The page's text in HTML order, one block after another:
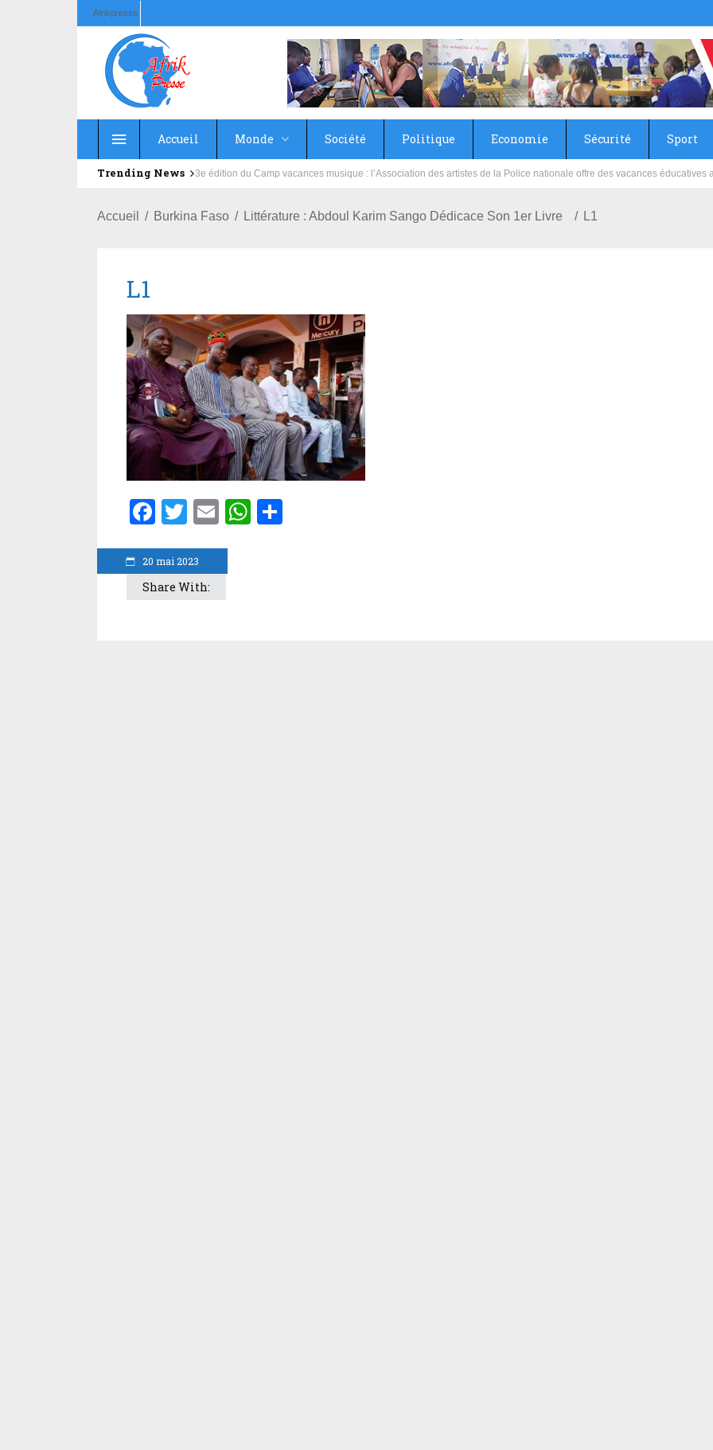
Afrikpresse
Accueil Monde Société Politique Economie Sécurité Sport
Trending News Education : la fédération de la Russie rénove les écoles primaire et collège du Camp Général Aboubacar Sangoulé
Accueil Burkina Faso Littérature : Abdoul Karim Sango Dédicace Son 1er Livre L1
20 mai 2023
L1
Facebook
Twitter
EmailWhatsApp
Share With: